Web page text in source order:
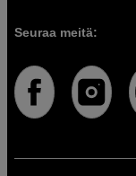
Seuraa meitä: